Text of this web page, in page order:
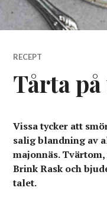
RECEPT
Tårta
Vissa tycker att
salig blandning av
majonnäs.
Brink Rask och
talet.